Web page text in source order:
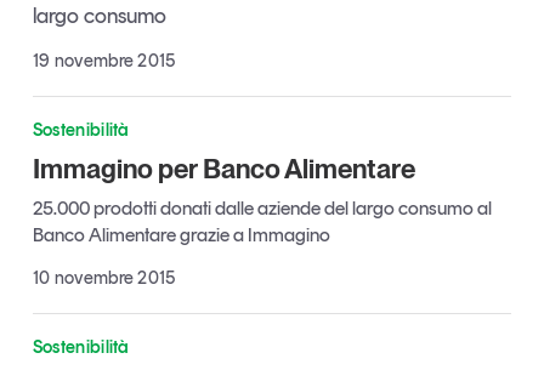
Interviste
Video
Podcast
Eventi e formazione
Tutti gli appuntamenti
largo consumo
19 novembre 2015
Sostenibilità
Immagino per Banco Alimentare
25.000 prodotti donati dalle aziende del largo consumo al
Banco Alimentare grazie a Immagino
10 novembre 2015
Sostenibilità